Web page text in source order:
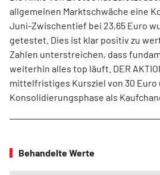
allgemeinen Marktschwäche eine
Juni-Zwischentief bei 23,65 Euro
getestet. Dies ist klar positiv zu
Zahlen unterstreichen, dass
weiterhin alles top läuft. DER
mittelfristiges Kursziel von 30 Euro
Konsolidierungsphase als
Behandelte Werte